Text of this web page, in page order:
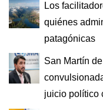
Los
quiénes
patagónicas
San Martín
juicio político